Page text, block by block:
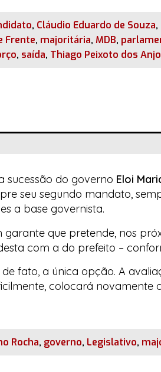
, Cláudio Eduardo de Souza,
Frente, majoritária, MDB,
, saída, Thiago Peixoto dos
sucessão do governo Eloi
seu segundo mandato,
a base governista.
garante que pretende, nos
com a do prefeito –
fato, a única opção. A
colocará novamente
Rocha, governo, Legislativo,